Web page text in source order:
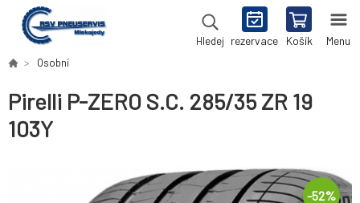
Hledej rezervace Košík Menu
Osobní
Pirelli P-ZERO S.C. 285/35 ZR 19
103Y
-52%